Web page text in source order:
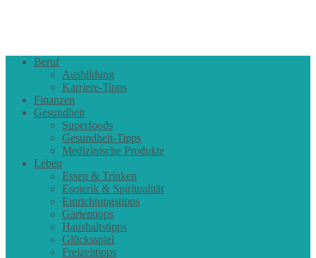
Beruf
Ausbildung
Karriere-Tipps
Finanzen
Gesundheit
Superfoods
Gesundheit-Tipps
Medizinische Produkte
Leben
Essen & Trinken
Esoterik & Spiritualität
Einrichtungstipps
Gartentipps
Haushaltstipps
Glücksspiel
Freizeittipps